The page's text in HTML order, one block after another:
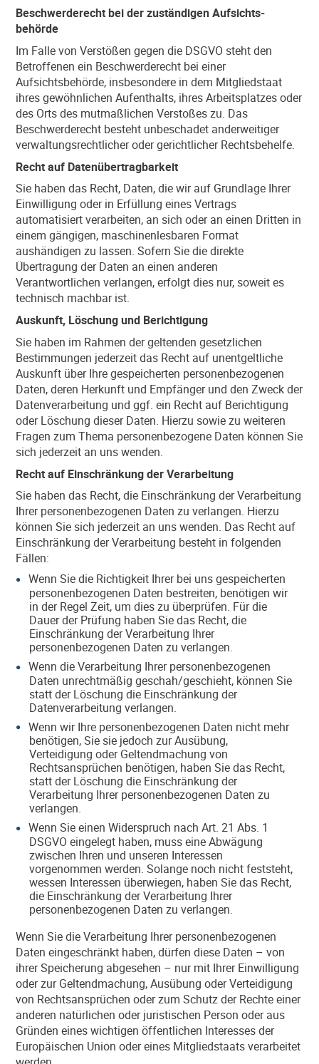
Beschwerde­recht bei der zuständigen Aufsichts­
behörde
Im Falle von Verstößen gegen die DSGVO steht den
Betroffenen ein Beschwerderecht bei einer
Aufsichtsbehörde, insbesondere in dem Mitgliedstaat
ihres gewöhnlichen Aufenthalts, ihres Arbeitsplatzes oder
des Orts des mutmaßlichen Verstoßes zu. Das
Beschwerderecht besteht unbeschadet anderweitiger
verwaltungsrechtlicher oder gerichtlicher Rechtsbehelfe.
Recht auf Daten­übertrag­barkeit
Sie haben das Recht, Daten, die wir auf Grundlage Ihrer
Einwilligung oder in Erfüllung eines Vertrags
automatisiert verarbeiten, an sich oder an einen Dritten in
einem gängigen, maschinenlesbaren Format
aushändigen zu lassen. Sofern Sie die direkte
Übertragung der Daten an einen anderen
Verantwortlichen verlangen, erfolgt dies nur, soweit es
technisch machbar ist.
Auskunft, Löschung und Berichtigung
Sie haben im Rahmen der geltenden gesetzlichen
Bestimmungen jederzeit das Recht auf unentgeltliche
Auskunft über Ihre gespeicherten personenbezogenen
Daten, deren Herkunft und Empfänger und den Zweck der
Datenverarbeitung und ggf. ein Recht auf Berichtigung
oder Löschung dieser Daten. Hierzu sowie zu weiteren
Fragen zum Thema personenbezogene Daten können Sie
sich jederzeit an uns wenden.
Recht auf Einschränkung der Verarbeitung
Sie haben das Recht, die Einschränkung der Verarbeitung
Ihrer personenbezogenen Daten zu verlangen. Hierzu
können Sie sich jederzeit an uns wenden. Das Recht auf
Einschränkung der Verarbeitung besteht in folgenden
Fällen:
Wenn Sie die Richtigkeit Ihrer bei uns gespeicherten
personenbezogenen Daten bestreiten, benötigen wir
in der Regel Zeit, um dies zu überprüfen. Für die
Dauer der Prüfung haben Sie das Recht, die
Einschränkung der Verarbeitung Ihrer
personenbezogenen Daten zu verlangen.
Wenn die Verarbeitung Ihrer personenbezogenen
Daten unrechtmäßig geschah/geschieht, können Sie
statt der Löschung die Einschränkung der
Datenverarbeitung verlangen.
Wenn wir Ihre personenbezogenen Daten nicht mehr
benötigen, Sie sie jedoch zur Ausübung,
Verteidigung oder Geltendmachung von
Rechtsansprüchen benötigen, haben Sie das Recht,
statt der Löschung die Einschränkung der
Verarbeitung Ihrer personenbezogenen Daten zu
verlangen.
Wenn Sie einen Widerspruch nach Art. 21 Abs. 1
DSGVO eingelegt haben, muss eine Abwägung
zwischen Ihren und unseren Interessen
vorgenommen werden. Solange noch nicht feststeht,
wessen Interessen überwiegen, haben Sie das Recht,
die Einschränkung der Verarbeitung Ihrer
personenbezogenen Daten zu verlangen.
Wenn Sie die Verarbeitung Ihrer personenbezogenen
Daten eingeschränkt haben, dürfen diese Daten – von
ihrer Speicherung abgesehen – nur mit Ihrer Einwilligung
oder zur Geltendmachung, Ausübung oder Verteidigung
von Rechtsansprüchen oder zum Schutz der Rechte einer
anderen natürlichen oder juristischen Person oder aus
Gründen eines wichtigen öffentlichen Interesses der
Europäischen Union oder eines Mitgliedstaats verarbeitet